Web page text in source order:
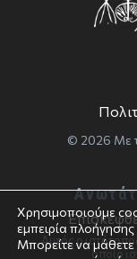
© 2026 Με
Αυτός ο
οποίο
Χρησιμοποιούμε
εμπειρία
Μπορείτε να